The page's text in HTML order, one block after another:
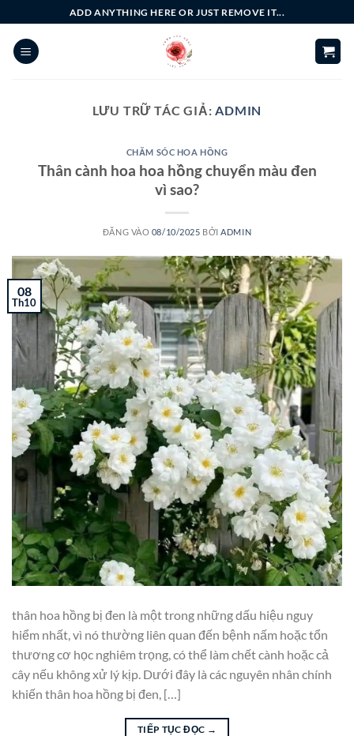
qua
nội
dung
ADD ANYTHING HERE OR JUST REMOVE IT...
LƯU TRỮ TÁC GIẢ:ADMIN
CHĂM SÓC HOA HỒNG
Thân cành hoa hoa hồng chuyển màu đen
vì sao?
ĐĂNG VÀO 08/10/2025 BỞI ADMIN
08
Th10
thân hoa hồng bị đen là một trong những dấu hiệu nguy
hiểm nhất, vì nó thường liên quan đến bệnh nấm hoặc tổn
thương cơ học nghiêm trọng, có thể làm chết cành hoặc cả
cây nếu không xử lý kịp. Dưới đây là các nguyên nhân chính
khiến thân hoa hồng bị đen, […]
TIẾP TỤC ĐỌC →